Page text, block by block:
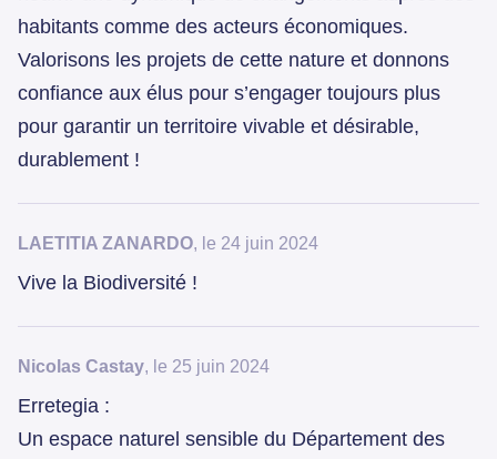
habitants comme des acteurs économiques.
Valorisons les projets de cette nature et donnons
confiance aux élus pour s’engager toujours plus
pour garantir un territoire vivable et désirable,
durablement !
LAETITIA ZANARDO, le 24 juin 2024
Vive la Biodiversité !
Nicolas Castay, le 25 juin 2024
Erretegia :
Un espace naturel sensible du Département des